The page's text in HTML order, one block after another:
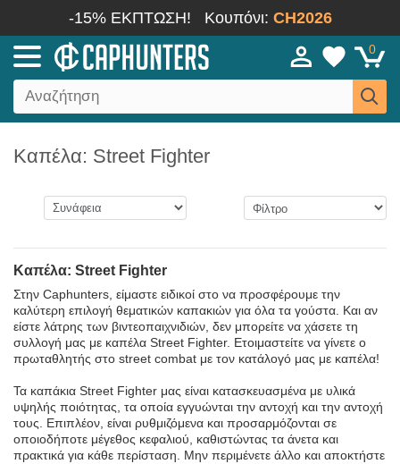
-15% ΕΚΠΤΩΣΗ! Κουπόνι: CH2026
0
Καπέλα: Street Fighter
Καπέλα: Street Fighter
Στην Caphunters, είμαστε ειδικοί στο να προσφέρουμε την
καλύτερη επιλογή θεματικών καπακιών για όλα τα γούστα. Και αν
είστε λάτρης των βιντεοπαιχνιδιών, δεν μπορείτε να χάσετε τη
συλλογή μας με καπέλα Street Fighter. Ετοιμαστείτε να γίνετε ο
πρωταθλητής στο street combat με τον κατάλογό μας με καπέλα!
Τα καπάκια Street Fighter μας είναι κατασκευασμένα με υλικά
υψηλής ποιότητας, τα οποία εγγυώνται την αντοχή και την αντοχή
τους. Επιπλέον, είναι ρυθμιζόμενα και προσαρμόζονται σε
οποιοδήποτε μέγεθος κεφαλιού, καθιστώντας τα άνετα και
πρακτικά για κάθε περίσταση. Μην περιμένετε άλλο και αποκτήστε